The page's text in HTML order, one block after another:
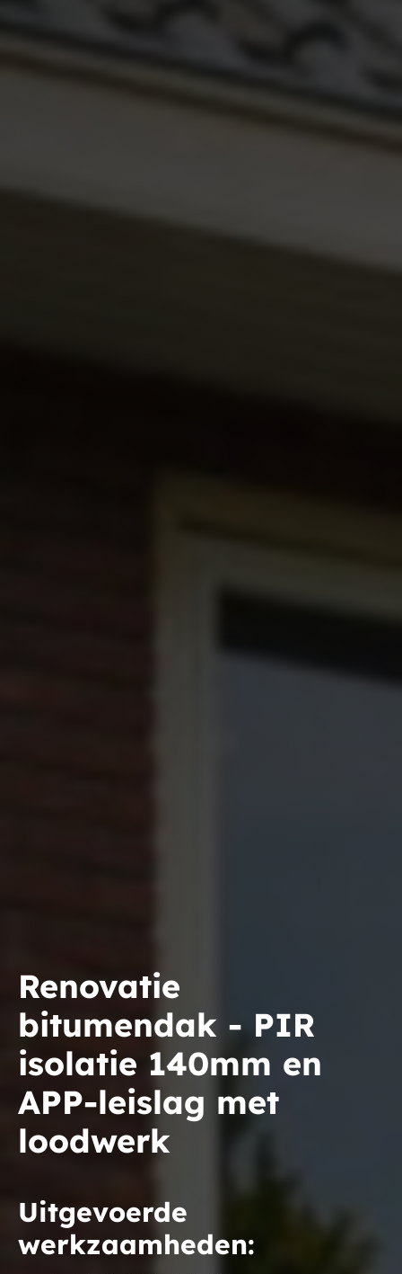
Renovatie
bitumendak - PIR
isolatie 140mm en
APP-leislag met
loodwerk
Uitgevoerde
werkzaamheden: